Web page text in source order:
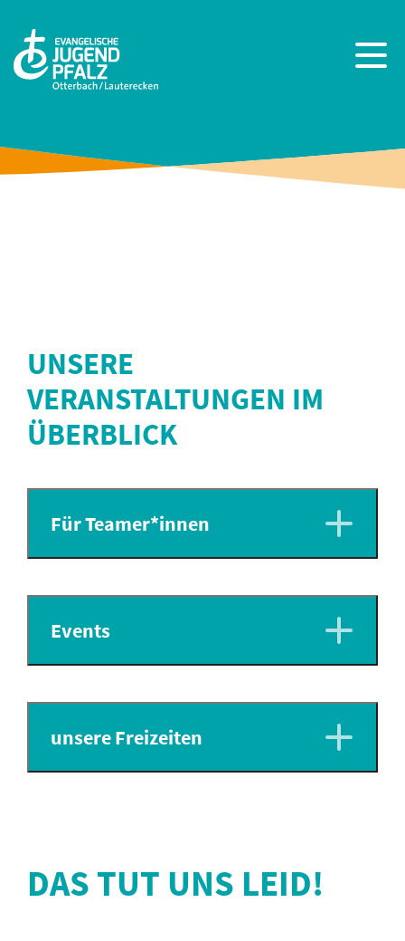
UNSERE
VERANSTALTUNGEN IM
ÜBERBLICK
Für Teamer*innen
Events
unsere Freizeiten
DAS TUT UNS LEID!